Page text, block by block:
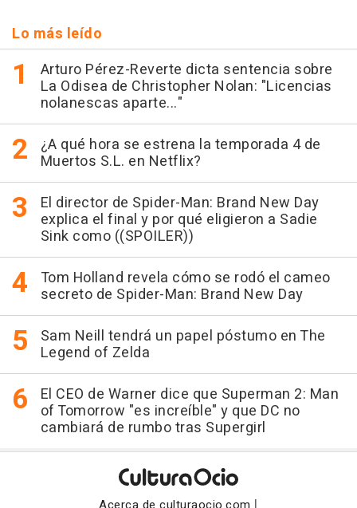
Lo más leído
Arturo Pérez-Reverte dicta sentencia sobre
La Odisea de Christopher Nolan: "Licencias
nolanescas aparte..."
¿A qué hora se estrena la temporada 4 de
Muertos S.L. en Netflix?
El director de Spider-Man: Brand New Day
explica el final y por qué eligieron a Sadie
Sink como ((SPOILER))
Tom Holland revela cómo se rodó el cameo
secreto de Spider-Man: Brand New Day
Sam Neill tendrá un papel póstumo en The
Legend of Zelda
El CEO de Warner dice que Superman 2: Man
of Tomorrow "es increíble" y que DC no
cambiará de rumbo tras Supergirl
Acerca de culturaocio.com